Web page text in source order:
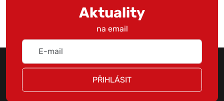
Aktuality
na email
PŘIHLÁSIT